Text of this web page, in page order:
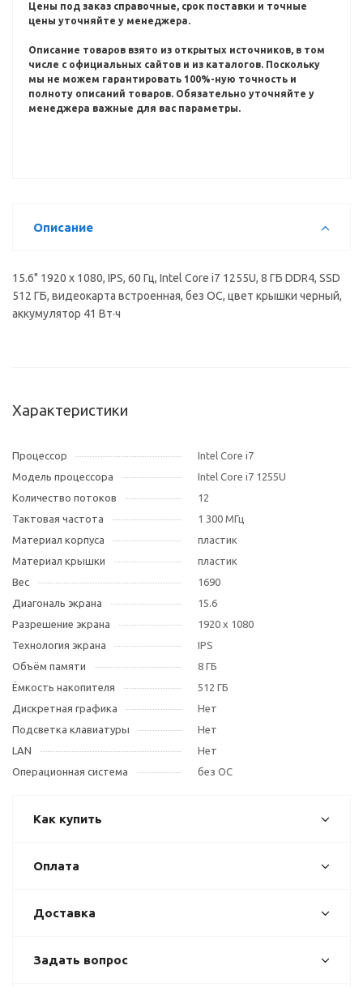
Цены под заказ справочные, срок поставки и точные
цены уточняйте у менеджера.
Описание товаров взято из открытых источников, в том
числе с официальных сайтов и из каталогов. Поскольку
мы не можем гарантировать 100%-ную точность и
полноту описаний товаров. Обязательно уточняйте у
менеджера важные для вас параметры.
Описание
15.6" 1920 x 1080, IPS, 60 Гц, Intel Core i7 1255U, 8 ГБ DDR4, SSD
512 ГБ, видеокарта встроенная, без ОС, цвет крышки черный,
аккумулятор 41 Вт·ч
Характеристики
Процессор
Intel Core i7
Модель процессора
Intel Core i7 1255U
Количество потоков
12
Тактовая частота
1 300 МГц
Материал корпуса
пластик
Материал крышки
пластик
Вес
1690
Диагональ экрана
15.6
Разрешение экрана
1920 x 1080
Технология экрана
IPS
Объём памяти
8 ГБ
Ёмкость накопителя
512 ГБ
Дискретная графика
Нет
Подсветка клавиатуры
Нет
LAN
Нет
Операционная система
без ОС
Как купить
Оплата
Доставка
Задать вопрос